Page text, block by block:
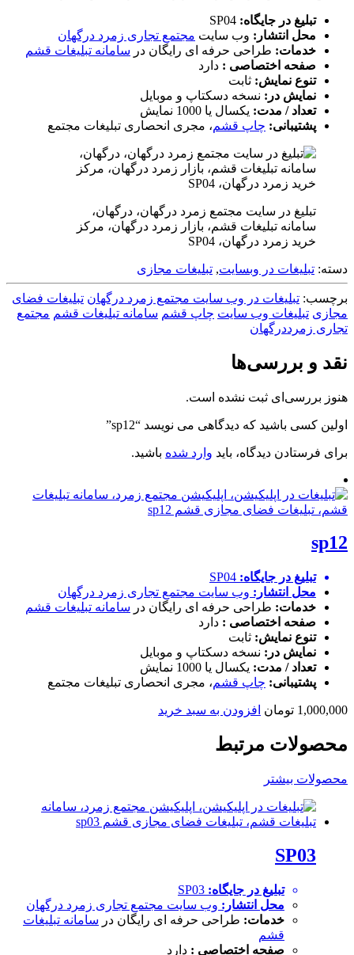
تبلیغ در جایگاه:
محل انتشار: وب سایت مجتمع تجاری زمرد درگهان
خدمات: طراحی حرفه ای رایگان در سامانه تبلیغات قشم
صفحه اختصاصی : دارد
تنوع نمایش: ثابت
نمایش در: نسخه دسکتاپ و موبایل
تعداد / مدت: یکسال یا 1000 نمایش
پشتیبانی: چاپ قشم، مجری انحصاری تبلیغات مجتمع
تبلیغ در سایت مجتمع زمرد درگهان، درگهان،
سامانه تبلیغات قشم، بازار زمرد درگهان، مرکز
خرید زمرد درگهان، SP04
دسته: تبلیغات در وبسایت, تبلیغات مجازی
برچسب: تبلیغات در وب سایت مجتمع زمرد درگهان تبلیغات فضای
مجازی تبلیغات وب سایت چاپ قشم سامانه تبلیغات قشم مجتمع
تجاری زمرددرگهان
نقد و بررسی‌ها
هنوز بررسی‌ای ثبت نشده است.
اولین کسی باشید که دیدگاهی می نویسد “sp12”
برای فرستادن دیدگاه، باید وارد شده باشید.
sp12
تبلیغ در جایگاه:
محل انتشار: وب سایت مجتمع تجاری زمرد درگهان
خدمات: طراحی حرفه ای رایگان در سامانه تبلیغات قشم
صفحه اختصاصی : دارد
تنوع نمایش: ثابت
نمایش در: نسخه دسکتاپ و موبایل
تعداد / مدت: یکسال یا 1000 نمایش
پشتیبانی: چاپ قشم، مجری انحصاری تبلیغات مجتمع
1,000,000 تومان افزودن به سبد خرید
محصولات مرتبط
محصولات بیشتر
SP03
تبلیغ در جایگاه:
محل انتشار: وب سایت مجتمع تجاری زمرد درگهان
خدمات: طراحی حرفه ای رایگان در سامانه تبلیغات
قشم
صفحه اختصاصی : دارد